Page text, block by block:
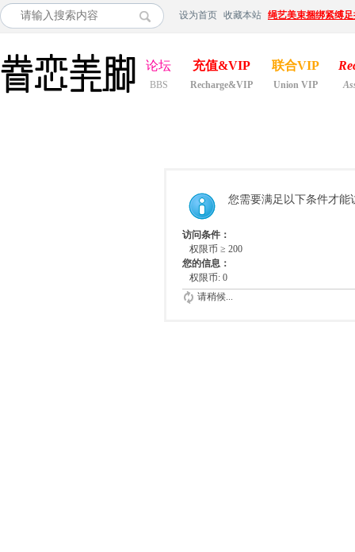
设为首页 收藏本站 绳艺美束捆绑紧缚
论坛
BBS
充值&VIP
Recharge&VIP
联合VIP
Union VIP
您需要满足以下条件才能
访问条件：
权限币 ≥ 200
您的信息：
权限币: 0
请稍候...